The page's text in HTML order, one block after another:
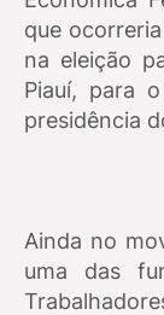
que
na eleição
Piauí, para
presidência
Ainda no
uma das